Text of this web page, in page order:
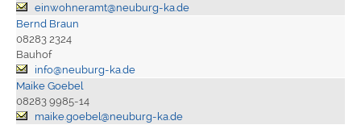
einwohneramt@neuburg-ka.de
Bernd Braun
08283 2324
Bauhof
info@neuburg-ka.de
Maike Goebel
08283 9985-14
maike.goebel@neuburg-ka.de